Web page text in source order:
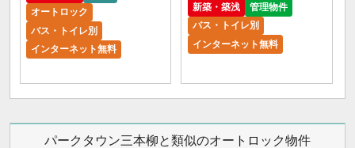
オートロック
バス・トイレ別
インターネット無料
新築・築浅
管理物件
バス・トイレ別
インターネット無料
パークタウン三本柳と類似のオートロック物件